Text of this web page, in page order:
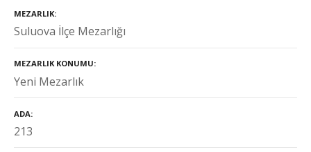
MEZARLIK
Suluova İlçe Mezarlığı
MEZARLIK KONUMU
Yeni Mezarlık
ADA
213